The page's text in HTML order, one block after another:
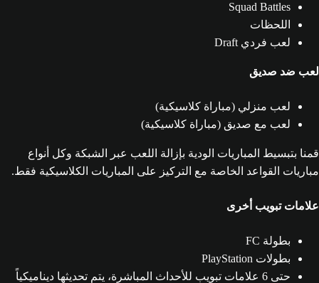
Squad Battles
اللحظات
لعب فردي Draft
لعب ضد صديق
لعب منزلي (مباراة كلاسيكية)
لعب مع صديق (مباراة كلاسيكية)
قمنا بتبسيط المباريات الودية بإزالة اللعب عبر الشبكة وكل أنواع
مباريات القواعد الخاصة مع التركيز على المباريات الكلاسيكية فقط.
علامات تبويب أخرى
بطولة FC
بطولات PlayStation
حتى 6 علامات تبويب للأحداث المباشرة، يتم تحديثها ديناميكياً